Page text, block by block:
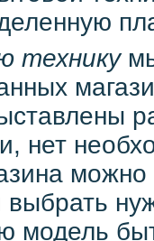
технику
нет
можно
выбрать
модель